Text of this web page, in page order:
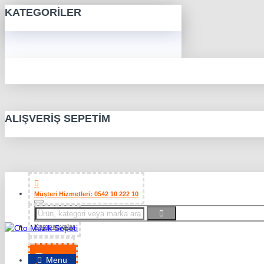
KATEGORILER
ALIŞVERIŞ SEPETIM
Müşteri Hizmetleri: 0542 10 222 10
Kampanyalar
Favorilerim
Menu